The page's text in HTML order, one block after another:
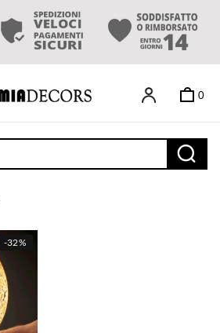
0
-32%